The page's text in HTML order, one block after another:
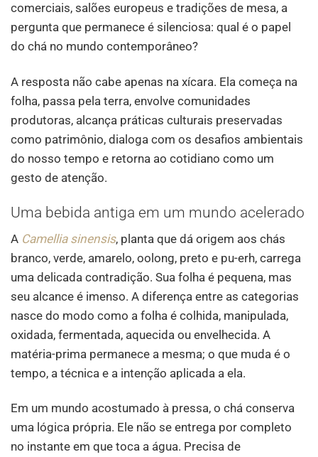
comerciais, salões europeus e tradições de mesa, a
pergunta que permanece é silenciosa: qual é o papel
do chá no mundo contemporâneo?
A resposta não cabe apenas na xícara. Ela começa na
folha, passa pela terra, envolve comunidades
produtoras, alcança práticas culturais preservadas
como patrimônio, dialoga com os desafios ambientais
do nosso tempo e retorna ao cotidiano como um
gesto de atenção.
Uma bebida antiga em um mundo acelerado
A Camellia sinensis, planta que dá origem aos chás
branco, verde, amarelo, oolong, preto e pu-erh, carrega
uma delicada contradição. Sua folha é pequena, mas
seu alcance é imenso. A diferença entre as categorias
nasce do modo como a folha é colhida, manipulada,
oxidada, fermentada, aquecida ou envelhecida. A
matéria-prima permanece a mesma; o que muda é o
tempo, a técnica e a intenção aplicada a ela.
Em um mundo acostumado à pressa, o chá conserva
uma lógica própria. Ele não se entrega por completo
no instante em que toca a água. Precisa de